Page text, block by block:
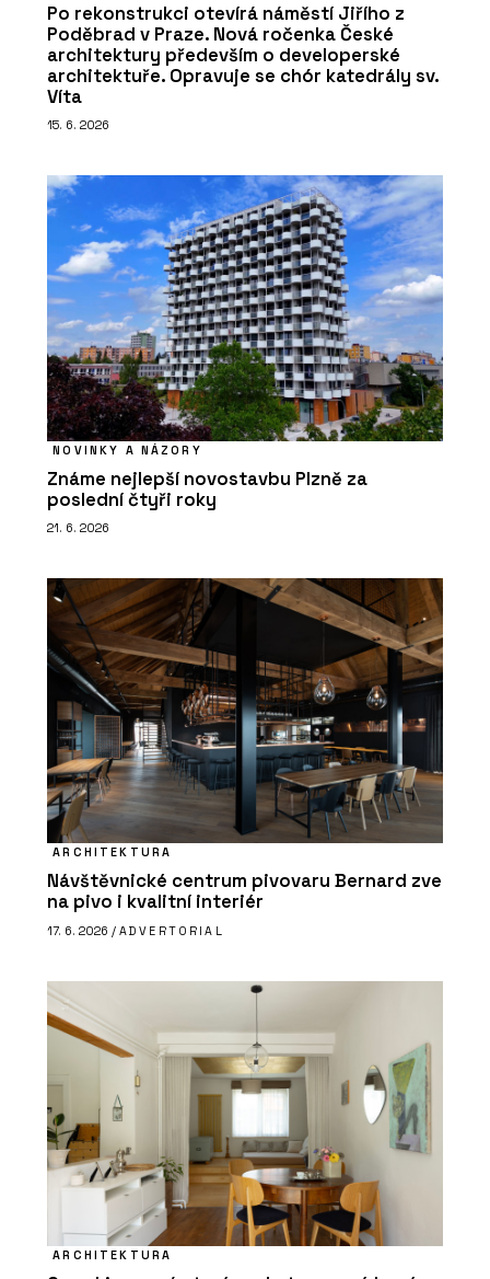
Po rekonstrukci otevírá náměstí Jiřího z
Poděbrad v Praze. Nová ročenka České
architektury především o developerské
architektuře. Opravuje se chór katedrály sv.
Víta
15. 6. 2026
NOVINKY A NÁZORY
Známe nejlepší novostavbu Plzně za
poslední čtyři roky
21. 6. 2026
ARCHITEKTURA
Návštěvnické centrum pivovaru Bernard zve
na pivo i kvalitní interiér
17. 6. 2026 / ADVERTORIAL
ARCHITEKTURA